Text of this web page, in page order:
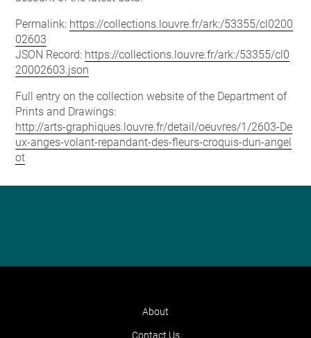
Permalink: https://collections.louvre.fr/ark:/53355/cl0200
02603
JSON Record: https://collections.louvre.fr/ark:/53355/cl0
20002603.json
Full entry on the collection website of the Department of
Prints and Drawings:
http://arts-graphiques.louvre.fr/detail/oeuvres/1/2603-De
ux-anges-volant-repandant-des-fleurs-croquis-dun-angel
ot
About
Contact Us